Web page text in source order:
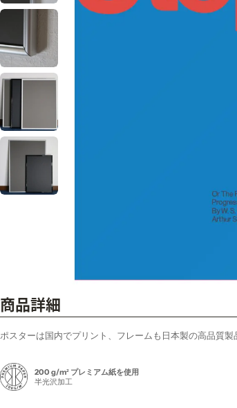
商品詳細
ポスターは国内でプリント、フレームも日本製の高品質製
200 g/m² プレミアム紙を使用
半光沢加工